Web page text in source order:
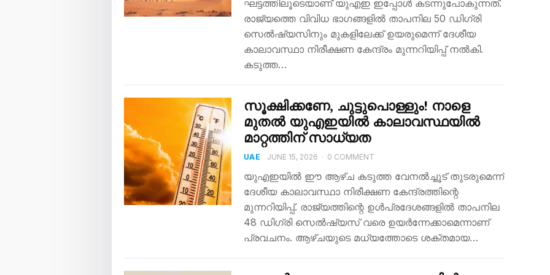
ഘട്ടത്തിലൂടെയാണ് യുഎഇ ഇപ്പോൾ കടന്നുപോകുന്നത്.
രാജ്യത്തെ വിവിധ ഭാഗങ്ങളിൽ താപനില 50 ഡിഗ്രി
സെൽഷ്യസിനും മുകളിലേക്ക് ഉയരുമെന്ന് ദേശീയ
കാലാവസ്ഥാ നിരീക്ഷണ കേന്ദ്രം മുന്നറിയിപ്പ് നൽകി.
കടുത്ത…
സൂക്ഷിക്കണേ, ചുട്ടുപൊള്ളും! നാളെ
മുതൽ യുഎഇയിൽ കാലാവസ്ഥയിൽ
മാറ്റത്തിന് സാധ്യത
UAE JUNE 15, 2026 · 0 COMMENT
യുഎഇയിൽ ഈ ആഴ്ച കടുത്ത വേനൽച്ചൂട് തുടരുമെന്ന്
ദേശീയ കാലാവസ്ഥാ നിരീക്ഷണ കേന്ദ്രത്തിന്റെ
മുന്നറിയിപ്പ്. രാജ്യത്തിന്റെ ഉൾപ്രദേശങ്ങളിൽ താപനില
48 ഡിഗ്രി സെൽഷ്യസ് വരെ ഉയർന്നേക്കാമെന്നാണ്
പ്രവചനം. ആഴ്ചയുടെ മധ്യത്തോടെ ശക്തമായ…